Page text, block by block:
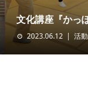
文化講座『かっ
2023.06.12 活